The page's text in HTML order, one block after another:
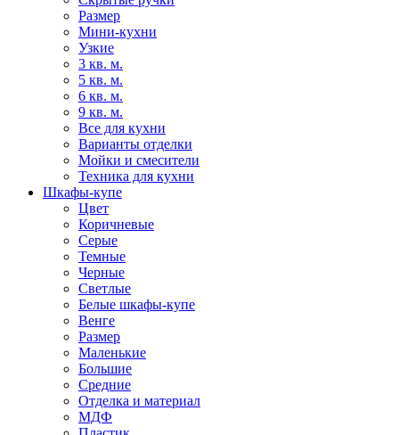
Размер
Мини-кухни
Узкие
3 кв. м.
5 кв. м.
6 кв. м.
9 кв. м.
Все для кухни
Варианты отделки
Мойки и смесители
Техника для кухни
Шкафы-купе
Цвет
Коричневые
Серые
Темные
Черные
Светлые
Белые шкафы-купе
Венге
Размер
Маленькие
Большие
Средние
Отделка и материал
МДФ